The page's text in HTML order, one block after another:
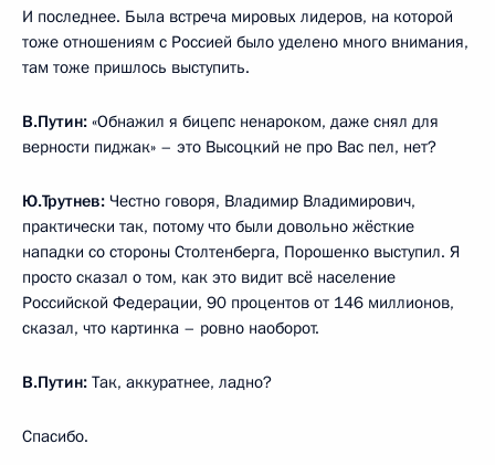
И последнее. Была встреча мировых лидеров, на которой
тоже отношениям с Россией было уделено много внимания,
там тоже пришлось выступить.
В.Путин: «Обнажил я бицепс ненароком, даже снял для
верности пиджак» – это Высоцкий не про Вас пел, нет?
Ю.Трутнев: Честно говоря, Владимир Владимирович,
практически так, потому что были довольно жёсткие
нападки со стороны Столтенберга, Порошенко выступил. Я
просто сказал о том, как это видит всё население
Российской Федерации, 90 процентов от 146 миллионов,
сказал, что картинка – ровно наоборот.
В.Путин: Так, аккуратнее, ладно?
Спасибо.